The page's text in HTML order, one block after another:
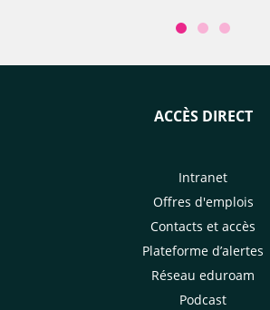
ACCÈS DIRECT
Intranet
Offres d'emplois
Contacts et accès
Plateforme d’alertes
Réseau eduroam
Podcast